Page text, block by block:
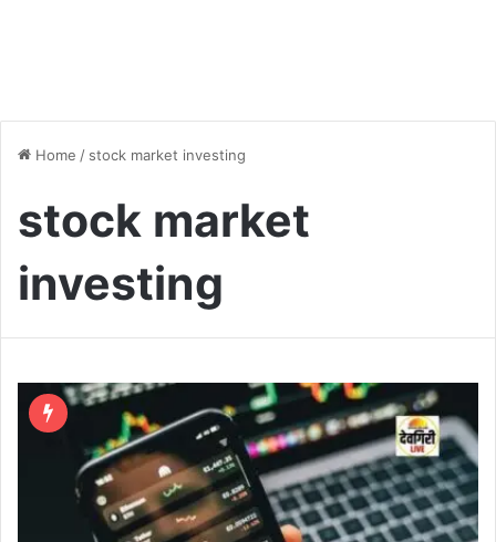
Home / stock market investing
stock market
investing